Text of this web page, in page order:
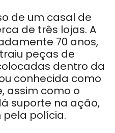
de um casal de
de três lojas. A
70 anos,
peças de
dentro da
conhecida como
assim como o
suporte na ação,
polícia.